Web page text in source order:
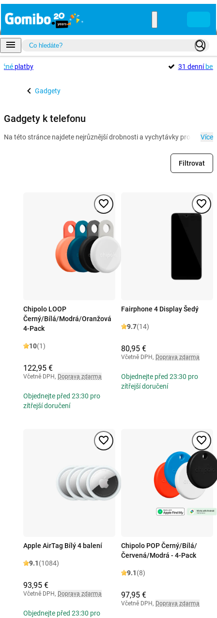
platby 31 denní
Gadgety
Gadgety k telefonu
Na této stránce najdete nejrůznější drobnosti a vychytávky pro Více
Filtrovat
Chipolo LOOP
Černý/Bílá/Modrá/Oranžová
4-Pack
10(1)
122,95 €
Včetně DPH, Doprava zdarma
Objednejte před 23:30 pro
zítřejší doručení
Fairphone 4 Display Šedý
9.7(14)
80,95 €
Včetně DPH, Doprava zdarma
Objednejte před 23:30 pro
zítřejší doručení
Apple AirTag Bílý 4 balení
9.1(1084)
93,95 €
Včetně DPH, Doprava zdarma
Objednejte před 23:30 pro
Chipolo POP Černý/Bílá/
Červená/Modrá - 4-Pack
9.1(8)
97,95 €
Včetně DPH, Doprava zdarma